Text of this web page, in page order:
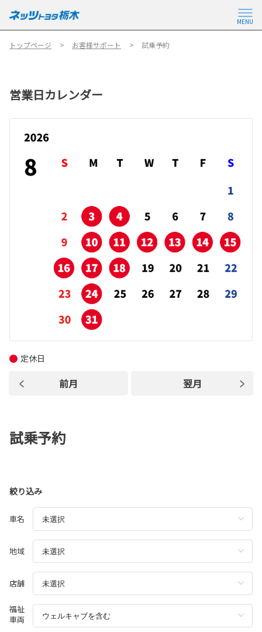
MENU
トップページ お客様サポート 試乗予約
営業日カレンダー
前月 翌月
定休日
試乗予約
絞り込み
車名
地域
店舗
福祉
車両